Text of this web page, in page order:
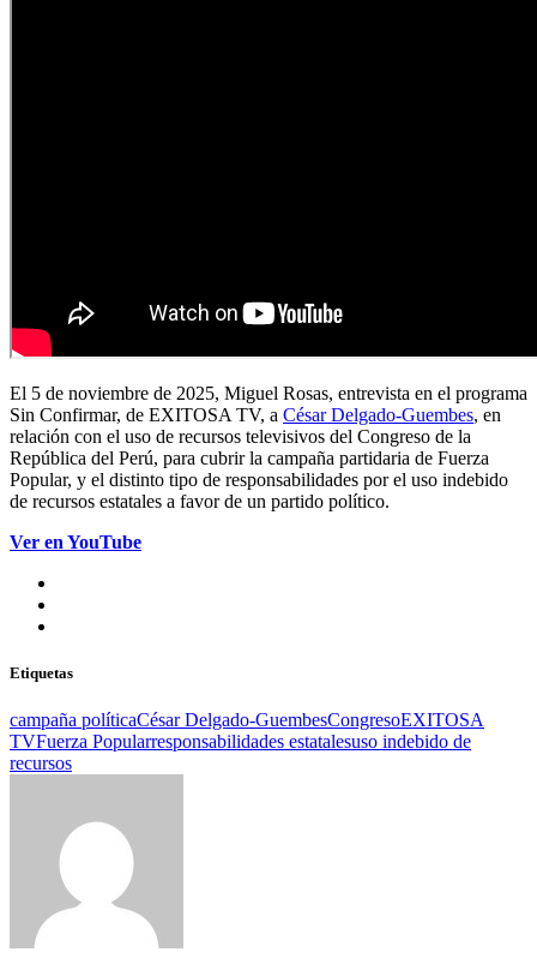
El 5 de noviembre de 2025, Miguel Rosas, entrevista en el programa
Sin Confirmar, de EXITOSA TV, a César Delgado-Guembes, en
relación con el uso de recursos televisivos del Congreso de la
República del Perú, para cubrir la campaña partidaria de Fuerza
Popular, y el distinto tipo de responsabilidades por el uso indebido
de recursos estatales a favor de un partido político.
Ver en YouTube
Etiquetas
campaña políticaCésar Delgado-GuembesCongresoEXITOSA
TVFuerza Popularresponsabilidades estatalesuso indebido de
recursos